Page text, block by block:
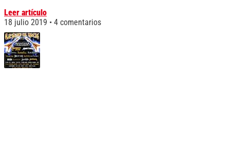
Leer artículo
18 julio 2019
4 comentarios